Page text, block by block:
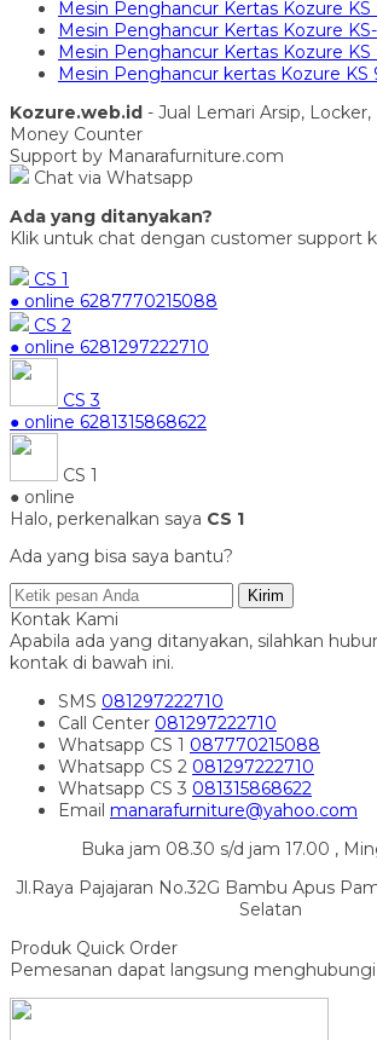
Mesin Penghancur Kertas Kozure KS
Mesin Penghancur Kertas Kozure
Mesin Penghancur Kertas Kozure KS
Mesin Penghancur kertas Kozure KS
Kozure.web.id - Jual Lemari Arsip, Locker,
Money Counter
Support by Manarafurniture.com
Chat via Whatsapp
Ada yang ditanyakan?
Klik untuk chat dengan customer support
CS 1
● online 6287770215088
CS 2
● online 6281297222710
CS 3
● online 6281315868622
CS 1
● online
Halo, perkenalkan saya CS 1
Ada yang bisa saya bantu?
Kirim
Kontak Kami
Apabila ada yang ditanyakan, silahkan
kontak di bawah ini.
SMS 081297222710
Call Center 081297222710
Whatsapp CS 1 087770215088
Whatsapp CS 2 081297222710
Whatsapp CS 3 081315868622
Email manarafurniture@yahoo.com
Buka jam 08.30 s/d jam 17.00 ,
Jl.Raya Pajajaran No.32G Bambu Apus
Selatan
Produk Quick Order
Pemesanan dapat langsung